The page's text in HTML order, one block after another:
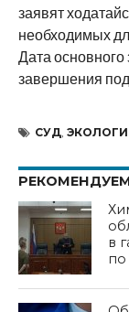
заявят
необходимых
Дата основного
завершения
СУД,
в
по